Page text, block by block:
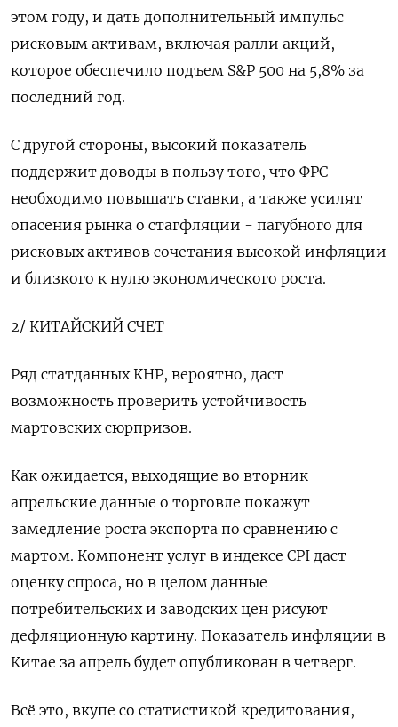
этом году, и дать дополнительный импульс
рисковым активам, включая ралли акций,
которое обеспечило подъем S&P 500 на 5,8% за
последний год.
С другой стороны, высокий показатель
поддержит доводы в пользу того, что ФРС
необходимо повышать ставки, а также усилят
опасения рынка о стагфляции - пагубного для
рисковых активов сочетания высокой инфляции
и близкого к нулю экономического роста.
2/ КИТАЙСКИЙ СЧЕТ
Ряд статданных КНР, вероятно, даст
возможность проверить устойчивость
мартовских сюрпризов.
Как ожидается, выходящие во вторник
апрельские данные о торговле покажут
замедление роста экспорта по сравнению с
мартом. Компонент услуг в индексе CPI даст
оценку спроса, но в целом данные
потребительских и заводских цен рисуют
дефляционную картину. Показатель инфляции в
Китае за апрель будет опубликован в четверг.
Всё это, вкупе со статистикой кредитования,